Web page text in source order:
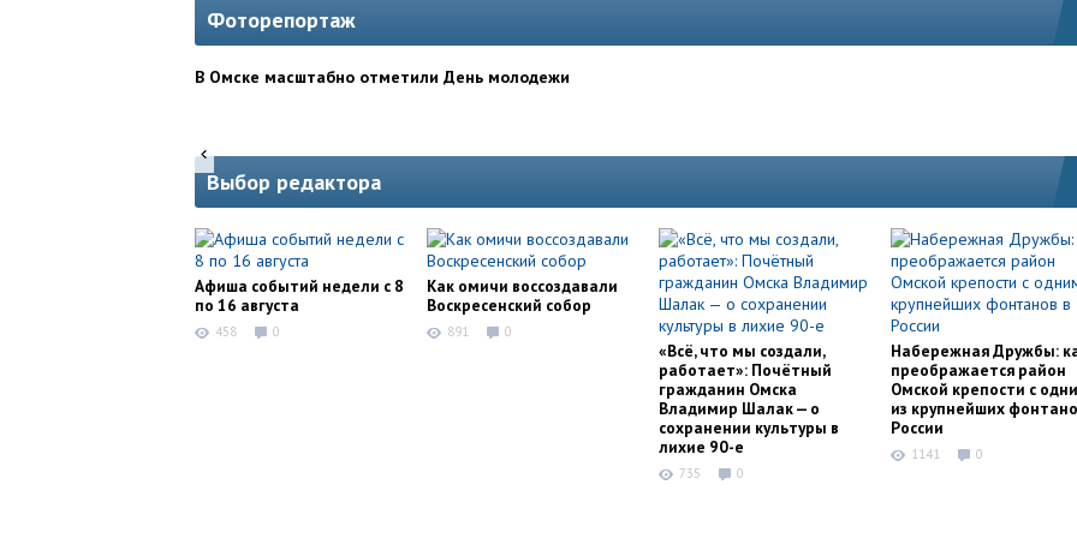
Фоторепортаж
В Омске масштабно отметили День молодежи
Выбор редактора
Афиша событий недели с 8
по 16 августа
458 0
Как омичи воссоздавали
Воскресенский собор
891 0
«Всё, что мы создали,
работает»: Почётный
гражданин Омска
Владимир Шалак — о
сохранении культуры в
лихие 90-е
735 0
Набережная Дружбы:
преображается район
Омской крепости с
из крупнейших
России
1141 0